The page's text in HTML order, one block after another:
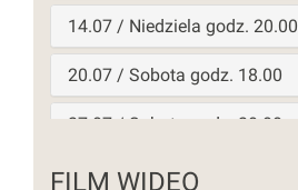
14.07 / Niedziela godz. 20.00
20.07 / Sobota godz. 18.00
27.07 / Sobota godz. 20.00
28.07 / Niedziela godz. 19.00
FILM WIDEO